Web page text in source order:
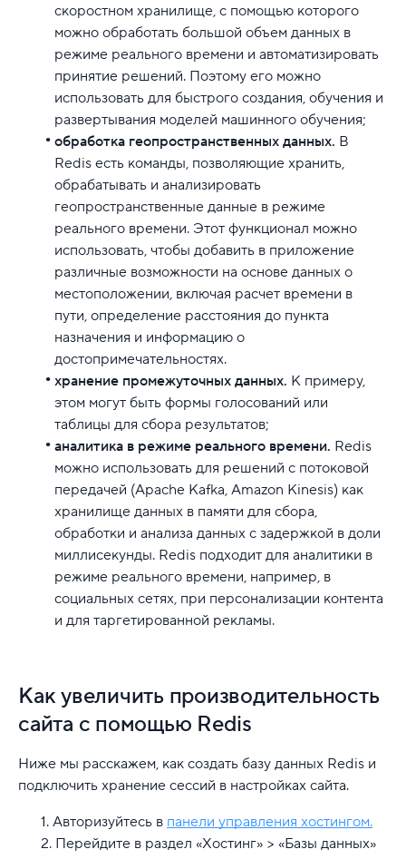
скоростном хранилище, с помощью которого
можно обработать большой объем данных в
режиме реального времени и автоматизировать
принятие решений. Поэтому его можно
использовать для быстрого создания, обучения и
развертывания моделей машинного обучения;
обработка геопространственных данных. В
Redis есть команды, позволяющие хранить,
обрабатывать и анализировать
геопространственные данные в режиме
реального времени. Этот функционал можно
использовать, чтобы добавить в приложение
различные возможности на основе данных о
местоположении, включая расчет времени в
пути, определение расстояния до пункта
назначения и информацию о
достопримечательностях.
хранение промежуточных данных. К примеру,
этом могут быть формы голосований или
таблицы для сбора результатов;
аналитика в режиме реального времени. Redis
можно использовать для решений с потоковой
передачей (Apache Kafka, Amazon Kinesis) как
хранилище данных в памяти для сбора,
обработки и анализа данных с задержкой в доли
миллисекунды. Redis подходит для аналитики в
режиме реального времени, например, в
социальных сетях, при персонализации контента
и для таргетированной рекламы.
Как увеличить производительность
сайта с помощью Redis
Ниже мы расскажем, как создать базу данных Redis и
подключить хранение сессий в настройках сайта.
Авторизуйтесь в панели управления хостингом.
Перейдите в раздел «Хостинг» > «Базы данных»